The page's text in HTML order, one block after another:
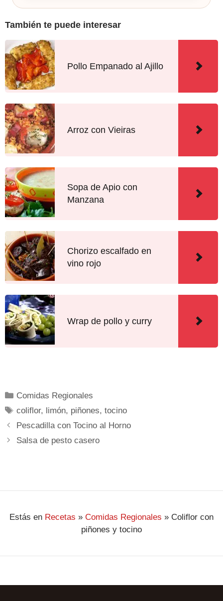
También te puede interesar
Pollo Empanado al Ajillo
Arroz con Vieiras
Sopa de Apio con
Manzana
Chorizo escalfado en
vino rojo
Wrap de pollo y curry
Comidas Regionales
coliflor, limón, piñones,tocino
Pescadilla con Tocino al Horno
Salsa de pesto casero
Estás en Recetas » Comidas Regionales » Coliflor con
piñones y tocino